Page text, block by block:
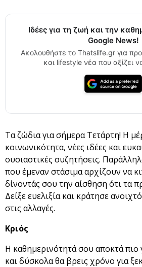
Ιδέες για τη ζωή και την
Google News!
Ακολουθήστε το Thatslife.gr για
και lifestyle νέα που αξίζει
Τα ζώδια για σήμερα Τετάρτη! Η
κοινωνικότητα, νέες ιδέες και
ουσιαστικές συζητήσεις.
που έμεναν στάσιμα αρχίζουν να
δίνοντάς σου την αίσθηση ότι τα
Δείξε ευελιξία και κράτησε
στις αλλαγές.
Κριός
Η καθημερινότητά σου αποκτά
και δύσκολα θα βρεις χρόνο για